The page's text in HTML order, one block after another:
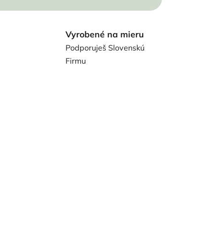
Vyrobené na mieru
Podporuješ Slovenskú
Firmu